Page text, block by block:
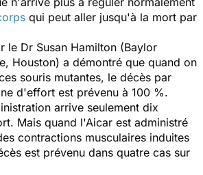
qui peut aller jusqu'à la mort par
le Dr Susan Hamilton (Baylor
Houston) a démontré que quand on
souris mutantes, le décès par
d'effort est prévenu à 100 %.
arrive seulement dix
Mais quand l'Aicar est administré
contractions musculaires induites
est prévenu dans quatre cas sur